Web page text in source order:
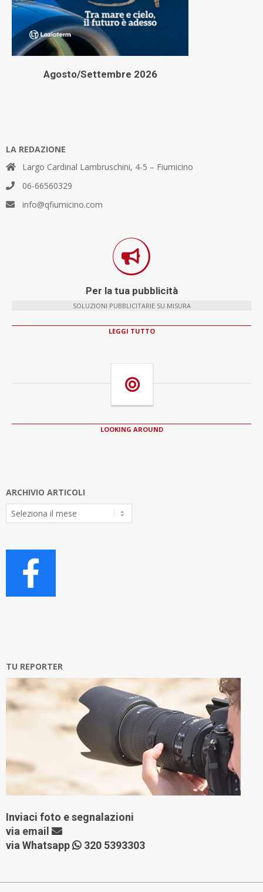
Agosto/Settembre 2026
LA REDAZIONE
Largo Cardinal Lambruschini, 4-5 – Fiumicino
06-66560329
info@qfiumicino.com
Per la tua pubblicità
SOLUZIONI PUBBLICITARIE SU MISURA
LEGGI TUTTO
LOOKING AROUND
ARCHIVIO ARTICOLI
Archivio
Articoli
TU REPORTER
Inviaci foto e segnalazioni
via email
via Whatsapp
320 5393303